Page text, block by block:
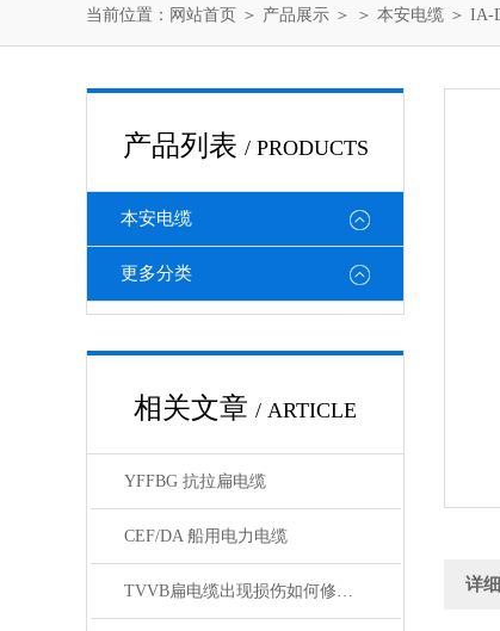
当前位置： 网站首页 ＞ 产品展示 ＞ ＞ 本安电缆 ＞ IA-
产品列表 / PRODUCTS
本安电缆
更多分类
相关文章 / ARTICLE
YFFBG 抗拉扁电缆
CEF/DA 船用电力电缆
TVVB扁电缆出现损伤如何修补？有哪些措施 详